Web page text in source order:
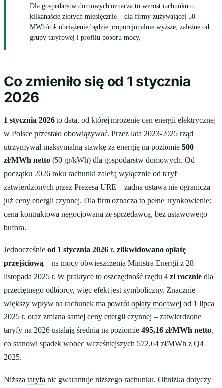
Dla gospodarstw domowych oznacza to wzrost rachunku o
kilkanaście złotych miesięcznie – dla firmy zużywającej 50
MWh/rok obciążenie będzie proporcjonalnie wyższe, zależne od
grupy taryfowej i profilu poboru mocy.
Co zmieniło się od 1 stycznia
2026
1 stycznia 2026 to data, od której mrożenie cen energii elektrycznej
w Polsce przestało obowiązywać. Przez lata 2023-2025 rząd
utrzymywał maksymalną stawkę za energię na poziomie 500
zł/MWh netto (50 gr/kWh) dla gospodarstw domowych. Od
początku 2026 roku rachunki zależą wyłącznie od taryf
zatwierdzonych przez Prezesa URE – żadna ustawa nie ogranicza
już ceny energii czynnej. Dla firm oznacza to pełne urynkowienie:
cena kontraktowa negocjowana ze sprzedawcą, bez ustawowego
bufora.
Jednocześnie od 1 stycznia 2026 r. zlikwidowano opłatę
przejściową – na mocy obwieszczenia Ministra Energii z 28
listopada 2025 r. W praktyce to oszczędność rzędu 4 zł rocznie dla
przeciętnego odbiorcy, więc efekt jest symboliczny. Znacznie
większy wpływ na rachunek ma powrót opłaty mocowej od 1 lipca
2025 r. oraz zmiana samej ceny energii czynnej – zatwierdzone
taryfy na 2026 ustalają średnią na poziomie 495,16 zł/MWh netto,
co stanowi spadek wobec wcześniejszych 572,64 zł/MWh z Q4
2025.
Niższa taryfa nie gwarantuje niższego rachunku. Obniżka dotyczy